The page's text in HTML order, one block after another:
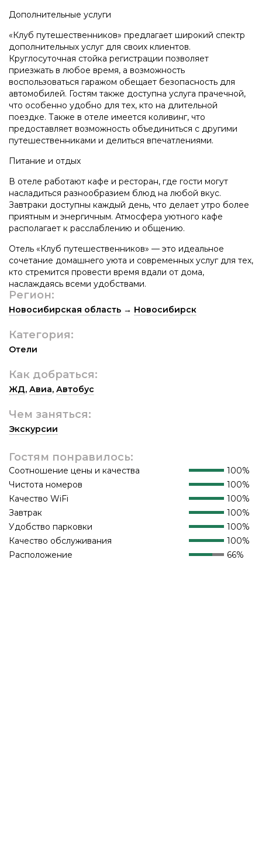
Дополнительные услуги
«Клуб путешественников» предлагает широкий спектр
дополнительных услуг для своих клиентов.
Круглосуточная стойка регистрации позволяет
приезжать в любое время, а возможность
воспользоваться гаражом обещает безопасность для
автомобилей. Гостям также доступна услуга прачечной,
что особенно удобно для тех, кто на длительной
поездке. Также в отеле имеется коливинг, что
предоставляет возможность объединиться с другими
путешественниками и делиться впечатлениями.
Питание и отдых
В отеле работают кафе и ресторан, где гости могут
насладиться разнообразием блюд на любой вкус.
Завтраки доступны каждый день, что делает утро более
приятным и энергичным. Атмосфера уютного кафе
располагает к расслаблению и общению.
Отель «Клуб путешественников» — это идеальное
сочетание домашнего уюта и современных услуг для тех,
кто стремится провести время вдали от дома,
наслаждаясь всеми удобствами.
Регион:
Новосибирская область → Новосибирск
Категория:
Отели
Как добраться:
ЖД, Авиа, Автобус
Чем заняться:
Экскурсии
Гостям понравилось:
Соотношение цены и качества
100%
Чистота номеров
100%
Качество WiFi
100%
Завтрак
100%
Удобство парковки
100%
Качество обслуживания
100%
Расположение
66%